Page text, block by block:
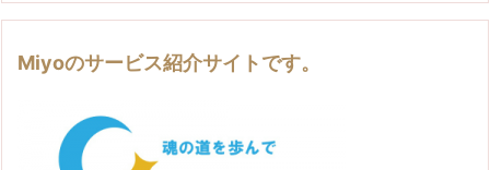
Miyoのサービス紹介サイトです。